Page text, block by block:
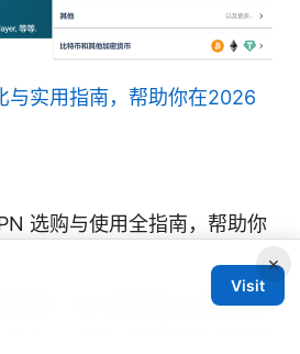
与实用指南，帮助你在2026
选购与使用全指南，帮助你
指南：在三星设备上实现安全
×
Visit